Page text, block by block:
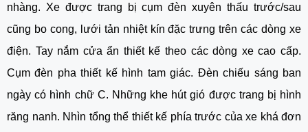
nhàng. Xe được trang bị cụm đèn xuyên thấu trước/sau
cũng bo cong, lưới tản nhiệt kín đặc trưng trên các dòng xe
điện. Tay nắm cửa ẩn thiết kế theo các dòng xe cao cấp.
Cụm đèn pha thiết kế hình tam giác. Đèn chiếu sáng ban
ngày có hình chữ C. Những khe hút gió được trang bị hình
răng nanh. Nhìn tổng thể thiết kế phía trước của xe khá đơn